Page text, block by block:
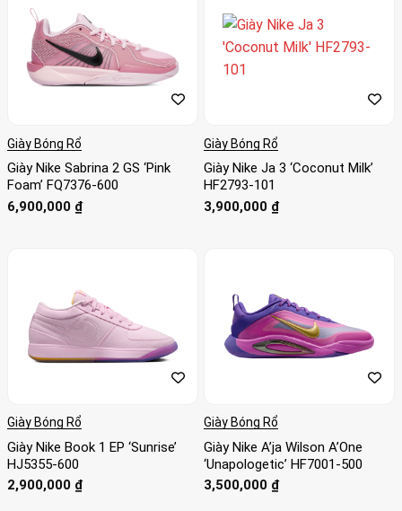
Giày Bóng Rổ
Giày Nike Sabrina 2 GS ‘Pink
Foam’ FQ7376-600
6,900,000 ₫
Giày Bóng Rổ
Giày Nike Ja 3 ‘Coconut Milk’
HF2793-101
3,900,000 ₫
Giày Bóng Rổ
Giày Nike Book 1 EP ‘Sunrise’
HJ5355-600
2,900,000 ₫
Giày Bóng Rổ
Giày Nike A’ja Wilson A’One
‘Unapologetic’ HF7001-500
3,500,000 ₫